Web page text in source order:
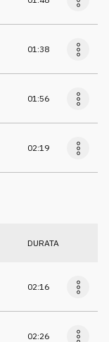
01:38
01:56
02:19
DURATA
02:16
02:26